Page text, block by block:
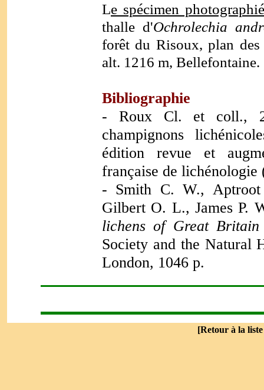
Le spécimen photographié
thalle d'Ochrolechia
forêt du Risoux, plan
alt. 1216 m, Bellefontaine.
Bibliographie
- Roux Cl. et coll.,
champignons
édition revue et
française de
- Smith C. W.,
Gilbert O. L., James P.
lichens of Great
Society and the Natural
London, 1046 p.
[Retour à la liste